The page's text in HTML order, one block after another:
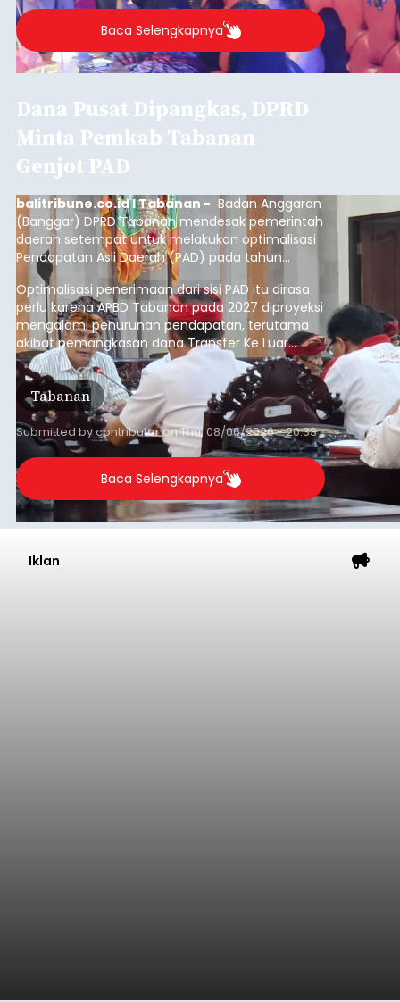
Baca Selengkapnya
Dana Pusat Dipangkas, DPRD
Minta Pemkab Tabanan
Genjot PAD
balitribune.co.id I Tabanan - Badan Anggaran
(Banggar) DPRD Tabanan mendesak pemerintah
daerah setempat untuk melakukan optimalisasi
Pendapatan Asli Daerah (PAD) pada tahun
anggaran 2027.
Optimalisasi penerimaan dari sisi PAD itu dirasa
perlu karena APBD Tabanan pada 2027 diproyeksi
mengalami penurunan pendapatan, terutama
akibat pemangkasan dana Transfer Ke Luar
Daerah (TKD) dari pemerintah pusat.
Tabanan
Submitted bycontributoronThu, 08/06/2026 - 20:33
Baca Selengkapnya
Iklan